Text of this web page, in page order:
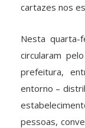
cartazes nos
Nesta quarta-
circularam
prefeitura,
entorno –
pessoas,